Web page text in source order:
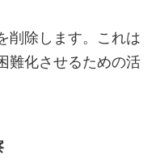
削除します。これは
難化させるための活